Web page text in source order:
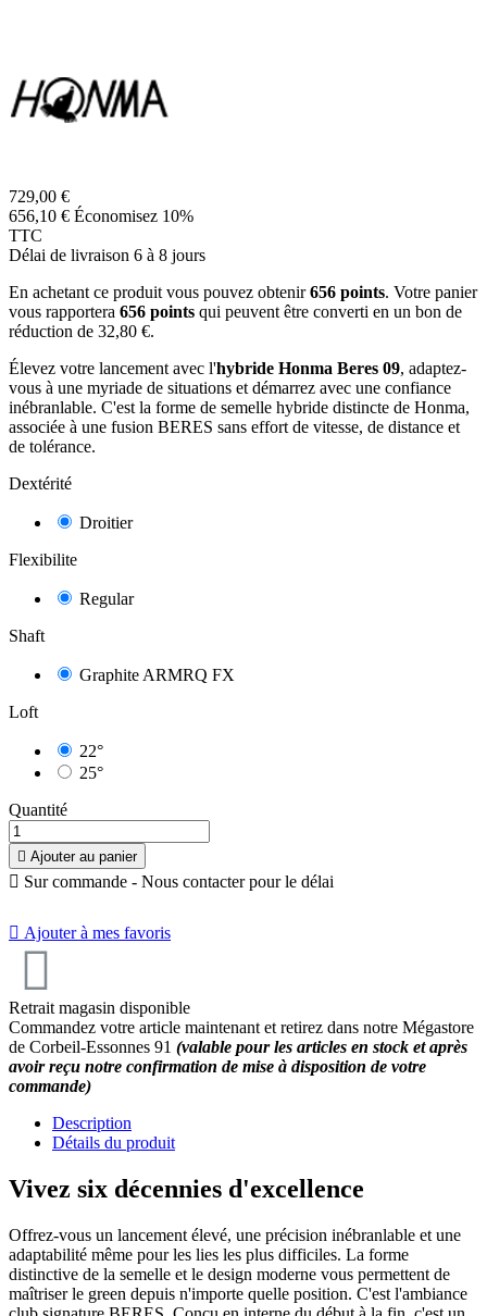
729,00 €
656,10 € Économisez 10%
TTC
Délai de livraison 6 à 8 jours
En achetant ce produit vous pouvez obtenir656 points. Votre panier
vous rapportera 656 points qui peuvent être converti en un bon de
réduction de 32,80 €.
Élevez votre lancement avec l'hybride Honma Beres 09, adaptez-
vous à une myriade de situations et démarrez avec une confiance
inébranlable. C'est la forme de semelle hybride distincte de Honma,
associée à une fusion BERES sans effort de vitesse, de distance et
de tolérance.
Dextérité
Droitier
Flexibilite
Regular
Shaft
Graphite ARMRQ FX
Loft
22°
25°
Quantité
 Ajouter au panier
 Sur commande - Nous contacter pour le délai
 Ajouter à mes favoris
Retrait magasin disponible
Commandez votre article maintenant et retirez dans notre Mégastore
de Corbeil-Essonnes 91 (valable pour les articles en stock et après
avoir reçu notre confirmation de mise à disposition de votre
commande)
Description
Détails du produit
Vivez six décennies d'excellence
Offrez-vous un lancement élevé, une précision inébranlable et une
adaptabilité même pour les lies les plus difficiles. La forme
distinctive de la semelle et le design moderne vous permettent de
maîtriser le green depuis n'importe quelle position. C'est l'ambiance